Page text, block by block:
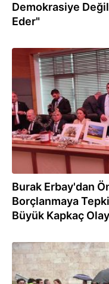
Demokrasiye Değil
Eder"
16.12.2022
Burak Erbay'dan
Borçlanmaya
Büyük Kapkaç
14.12.2022